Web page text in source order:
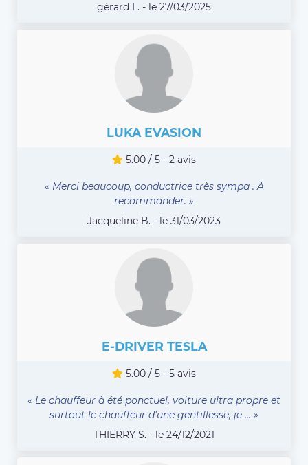
gérard L. - le 27/03/2025
LUKA EVASION
5.00 / 5 - 2 avis
« Merci beaucoup, conductrice très sympa . A
recommander. »
Jacqueline B. - le 31/03/2023
E-DRIVER TESLA
5.00 / 5 - 5 avis
« Le chauffeur à été ponctuel, voiture ultra propre et
surtout le chauffeur d'une gentillesse, je ... »
THIERRY S. - le 24/12/2021